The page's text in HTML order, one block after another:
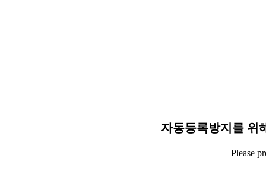
자동등록방지를 위
Please